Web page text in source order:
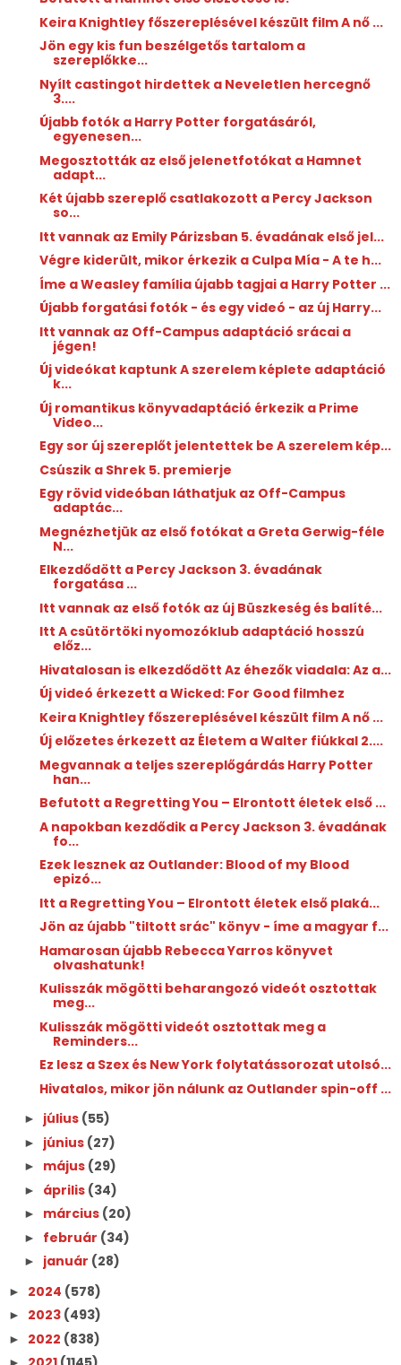
Keira Knightley főszereplésével készült film A nő ...
Jön egy kis fun beszélgetős tartalom a
szereplőkke...
Nyílt castingot hirdettek a Neveletlen hercegnő
3....
Újabb fotók a Harry Potter forgatásáról,
egyenesen...
Megosztották az első jelenetfotókat a Hamnet
adapt...
Két újabb szereplő csatlakozott a Percy Jackson
so...
Itt vannak az Emily Párizsban 5. évadának első jel...
Végre kiderült, mikor érkezik a Culpa Mía - A te h...
Íme a Weasley família újabb tagjai a Harry Potter ...
Újabb forgatási fotók - és egy videó - az új Harry...
Itt vannak az Off-Campus adaptáció srácai a
jégen!
Új videókat kaptunk A szerelem képlete adaptáció
k...
Új romantikus könyvadaptáció érkezik a Prime
Video...
Egy sor új szereplőt jelentettek be A szerelem kép...
Csúszik a Shrek 5. premierje
Egy rövid videóban láthatjuk az Off-Campus
adaptác...
Megnézhetjük az első fotókat a Greta Gerwig-féle
N...
Elkezdődött a Percy Jackson 3. évadának
forgatása ...
Itt vannak az első fotók az új Büszkeség és balíté...
Itt A csütörtöki nyomozóklub adaptáció hosszú
előz...
Hivatalosan is elkezdődött Az éhezők viadala: Az a...
Új videó érkezett a Wicked: For Good filmhez
Keira Knightley főszereplésével készült film A nő ...
Új előzetes érkezett az Életem a Walter fiúkkal 2....
Megvannak a teljes szereplőgárdás Harry Potter
han...
Befutott a Regretting You – Elrontott életek első ...
A napokban kezdődik a Percy Jackson 3. évadának
fo...
Ezek lesznek az Outlander: Blood of my Blood
epizó...
Itt a Regretting You – Elrontott életek első plaká...
Jön az újabb "tiltott srác" könyv - íme a magyar f...
Hamarosan újabb Rebecca Yarros könyvet
olvashatunk!
Kulisszák mögötti beharangozó videót osztottak
meg...
Kulisszák mögötti videót osztottak meg a
Reminders...
Ez lesz a Szex és New York folytatássorozat utolsó...
Hivatalos, mikor jön nálunk az Outlander spin-off ...
► július (55)
► június (27)
► május (29)
► április (34)
► március (20)
► február (34)
► január (28)
► 2024 (578)
► 2023 (493)
► 2022 (838)